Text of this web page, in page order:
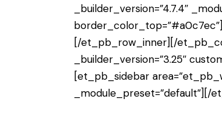
_builder_version=”4.7.4″
[/et_pb_row_inner][/
_builder_version=”3.25″
[et_pb_sidebar